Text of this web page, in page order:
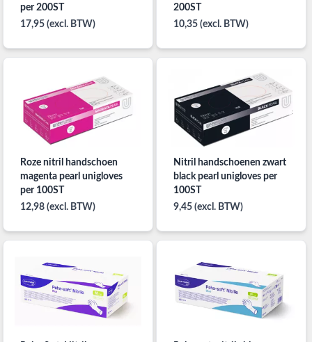
per 200ST
17,95 (excl. BTW)
200ST
10,35 (excl. BTW)
Roze nitril handschoen
magenta pearl unigloves
per 100ST
12,98 (excl. BTW)
Nitril handschoenen zwart
black pearl unigloves per
100ST
9,45 (excl. BTW)